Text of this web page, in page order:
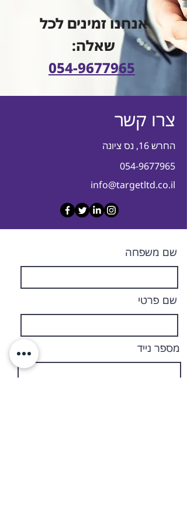
אנחנו זמינים לכל
שאלה:
054-9677965
צרו קשר
החרש 16, נס ציונה
054-9677965
info@targetltd.co.il
שם משפחה
שם פרטי
מספר נייד